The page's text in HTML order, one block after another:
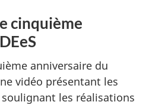
cinquième
anniversaire du
vidéo présentant les
les réalisations